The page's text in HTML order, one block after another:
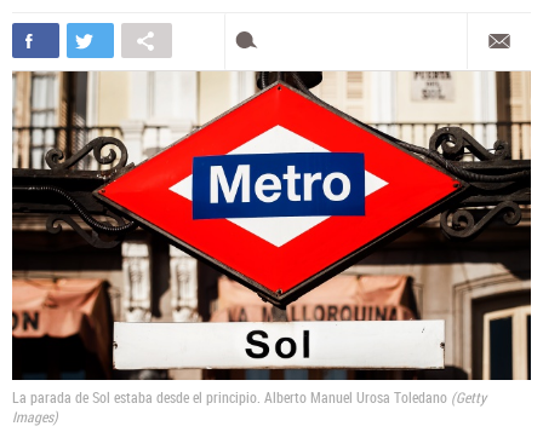
La parada de Sol estaba desde el principio. Alberto Manuel Urosa Toledano Getty
Images